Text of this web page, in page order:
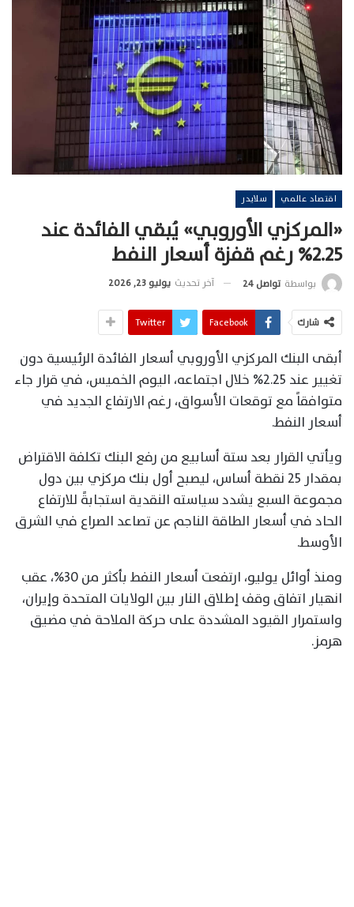
اقتصاد عالمي سلايدر
«المركزي الأوروبي» يُبقي الفائدة عند
2.25% رغم قفزة أسعار النفط
بواسطة تواصل 24 آخر تحديث يوليو 23, 2026
شارك Facebook
Twitter
أبقى البنك المركزي الأوروبي أسعار الفائدة الرئيسية دون
تغيير عند 2.25% خلال اجتماعه، اليوم الخميس، في قرار جاء
متوافقاً مع توقعات الأسواق، رغم الارتفاع الجديد في
أسعار النفط.
ويأتي القرار بعد ستة أسابيع من رفع البنك تكلفة الاقتراض
بمقدار 25 نقطة أساس، ليصبح أول بنك مركزي بين دول
مجموعة السبع يشدد سياسته النقدية استجابةً للارتفاع
الحاد في أسعار الطاقة الناجم عن تصاعد الصراع في الشرق
الأوسط.
ومنذ أوائل يوليو، ارتفعت أسعار النفط بأكثر من 30%، عقب
انهيار اتفاق وقف إطلاق النار بين الولايات المتحدة وإيران،
واستمرار القيود المشددة على حركة الملاحة في مضيق
هرمز.